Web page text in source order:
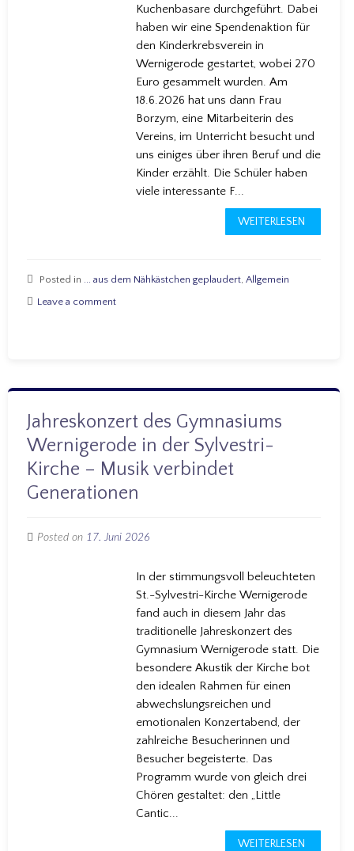
Kuchenbasare durchgeführt. Dabei
haben wir eine Spendenaktion für
den Kinderkrebsverein in
Wernigerode gestartet, wobei 270
Euro gesammelt wurden. Am
18.6.2026 hat uns dann Frau
Borzym, eine Mitarbeiterin des
Vereins, im Unterricht besucht und
uns einiges über ihren Beruf und die
Kinder erzählt. Die Schüler haben
viele interessante F...
WEITERLESEN
Posted in ... aus dem Nähkästchen geplaudert, Allgemein
Leave a comment
Jahreskonzert des Gymnasiums
Wernigerode in der Sylvestri-
Kirche – Musik verbindet
Generationen
Posted on 17. Juni 2026
In der stimmungsvoll beleuchteten
St.-Sylvestri-Kirche Wernigerode
fand auch in diesem Jahr das
traditionelle Jahreskonzert des
Gymnasium Wernigerode statt. Die
besondere Akustik der Kirche bot
den idealen Rahmen für einen
abwechslungsreichen und
emotionalen Konzertabend, der
zahlreiche Besucherinnen und
Besucher begeisterte. Das
Programm wurde von gleich drei
Chören gestaltet: den „Little
Cantic...
WEITERLESEN